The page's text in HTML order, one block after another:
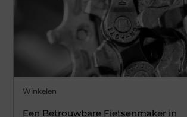
Winkelen
Een Betrouwbare Fietsenmaker in